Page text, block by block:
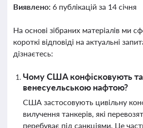
Виявлено: 6 публікацій за 14 січня
На основі зібраних матеріалів ми
короткі відповіді на актуальні
дізнаєтесь:
Чому США конфісковують
венесуельською нафтою?
США застосовують цивільну
вилучення танкерів, які
перебуває під санкціями. Це